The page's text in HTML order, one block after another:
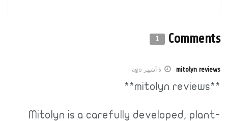
Comments
1
mitolyn reviews 6 أشهر ago
**mitolyn reviews**
Mitolyn is a carefully developed, plant-